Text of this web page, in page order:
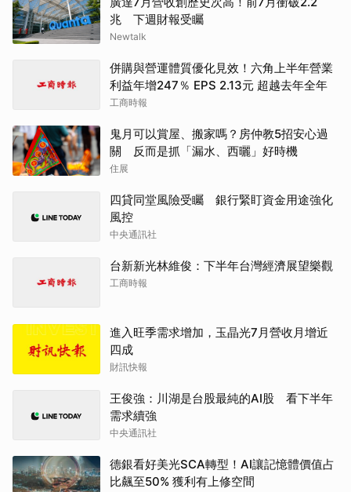
兆 下週財報受矚
Newtalk
併購與營運體質優化見效！六角上半年營業
利益年增247％ EPS 2.13元 超越去年全年
工商時報
鬼月可以賞屋、搬家嗎？房仲教5招安心過
關 反而是抓「漏水、西曬」好時機
住展
四貸同堂風險受矚 銀行緊盯資金用途強化
風控
中央通訊社
台新新光林維俊：下半年台灣經濟展望樂觀
工商時報
進入旺季需求增加，玉晶光7月營收月增近
四成
財訊快報
王俊強：川湖是台股最純的AI股 看下半年
需求續強
中央通訊社
德銀看好美光SCA轉型！AI讓記憶體價值占
比飆至50% 獲利有上修空間